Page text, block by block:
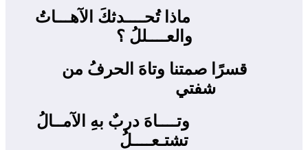
ماذا تُحــــدثكَ الآهـــاتُ
والعــــللُ ؟
قسرًا صمتنا وتاهَ الحرفُ من
شفتي ‍
وتــــاهَ دربٌ بهِ الآمــالُ
تشتـعــــلُ